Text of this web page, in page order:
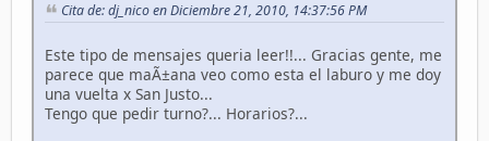
Cita de: dj_nico en Diciembre 21, 2010, 14:37:56 PM
Este tipo de mensajes queria leer!!... Gracias gente, me
parece que maÃ±ana veo como esta el laburo y me doy
una vuelta x San Justo...
Tengo que pedir turno?... Horarios?...